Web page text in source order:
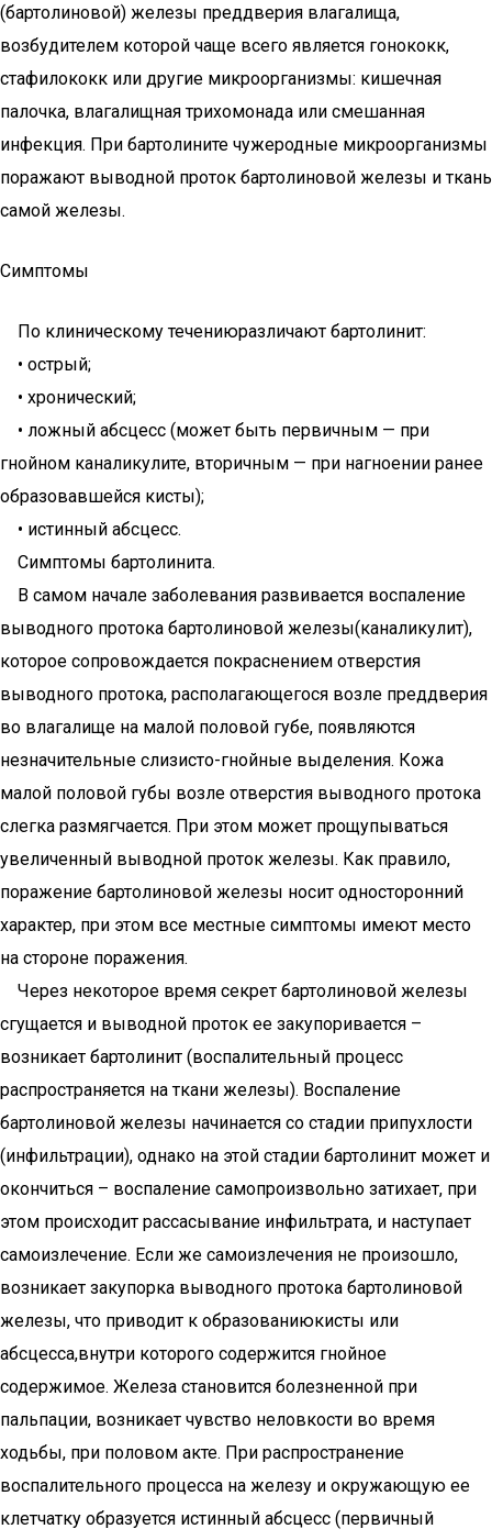
(бартолиновой) железы преддверия влагалища,
возбудителем которой чаще всего является гонококк,
стафилококк или другие микроорганизмы: кишечная
палочка, влагалищная трихомонада или смешанная
инфекция. При бартолините чужеродные микроорганизмы
поражают выводной проток бартолиновой железы и ткань
самой железы.
Симптомы
По клиническому течениюразличают бартолинит:
• острый;
• хронический;
• ложный абсцесс (может быть первичным — при
гнойном каналикулите, вторичным — при нагноении ранее
образовавшейся кисты);
• истинный абсцесс.
Симптомы бартолинита.
В самом начале заболевания развивается воспаление
выводного протока бартолиновой железы(каналикулит),
которое сопровождается покраснением отверстия
выводного протока, располагающегося возле преддверия
во влагалище на малой половой губе, появляются
незначительные слизисто-гнойные выделения. Кожа
малой половой губы возле отверстия выводного протока
слегка размягчается. При этом может прощупываться
увеличенный выводной проток железы. Как правило,
поражение бартолиновой железы носит односторонний
характер, при этом все местные симптомы имеют место
на стороне поражения.
Через некоторое время секрет бартолиновой железы
сгущается и выводной проток ее закупоривается –
возникает бартолинит (воспалительный процесс
распространяется на ткани железы). Воспаление
бартолиновой железы начинается со стадии припухлости
(инфильтрации), однако на этой стадии бартолинит может и
окончиться – воспаление самопроизвольно затихает, при
этом происходит рассасывание инфильтрата, и наступает
самоизлечение. Если же самоизлечения не произошло,
возникает закупорка выводного протока бартолиновой
железы, что приводит к образованиюкисты или
абсцесса,внутри которого содержится гнойное
содержимое. Железа становится болезненной при
пальпации, возникает чувство неловкости во время
ходьбы, при половом акте. При распространение
воспалительного процесса на железу и окружающую ее
клетчатку образуется истинный абсцесс (первичный